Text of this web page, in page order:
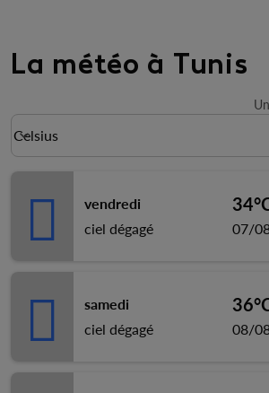
La météo à Tunis
Weather unit option Celsius Selected
Celsius
keyboard_arrow_down
vendredi
ciel dégagé
07/
samedi
ciel dégagé
08/